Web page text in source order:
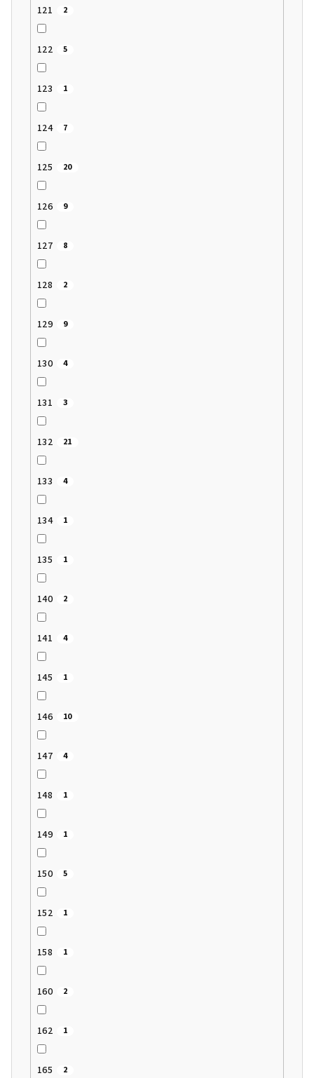
121 2
122 5
123 1
124 7
125 20
126 9
127 8
128 2
129 9
130 4
131 3
132 21
133 4
134 1
135 1
140 2
141 4
145 1
146 10
147 4
148 1
149 1
150 5
152 1
158 1
160 2
162 1
165 2